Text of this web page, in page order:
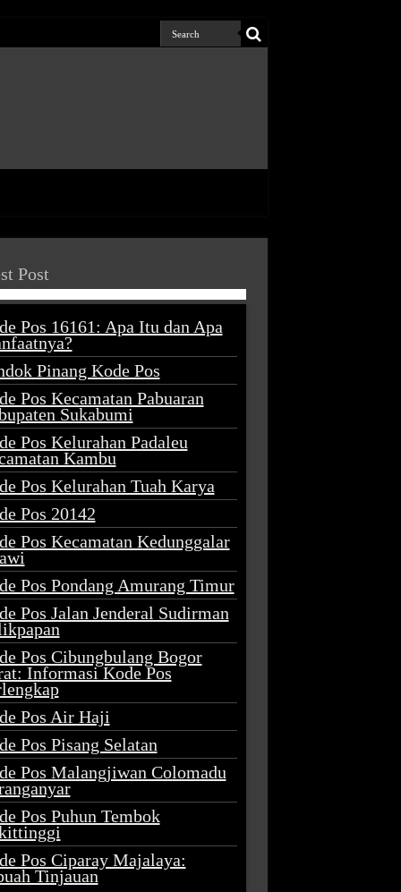
Post
Pos 16161: Apa Itu dan Apa
Pinang Kode Pos
Pos Kecamatan Pabuaran
Sukabumi
Pos Kelurahan Padaleu
Kambu
Pos Kelurahan Tuah Karya
Pos 20142
Pos Kecamatan Kedunggalar
Pos Pondang Amurang Timur
Pos Jalan Jenderal Sudirman
Pos Cibungbulang Bogor
Informasi Kode Pos
Pos Air Haji
Pos Pisang Selatan
Pos Malangjiwan Colomadu
Pos Puhun Tembok
Pos Ciparay Majalaya:
Tinjauan